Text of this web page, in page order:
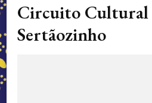
Circuito Cultural
Sertãozinho